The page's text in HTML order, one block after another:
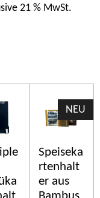
21 % MwSt.
NEU
Speiseka
rtenhalt
er aus